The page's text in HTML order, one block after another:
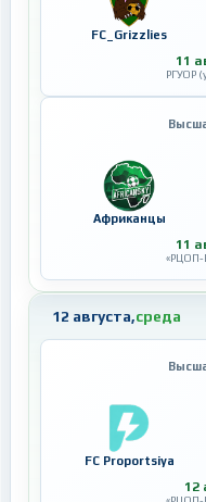
FC_Grizzlies
11
РГУОР
Африканцы
11
«РЦОП-
12 августа,среда
FC Proportsiya
12